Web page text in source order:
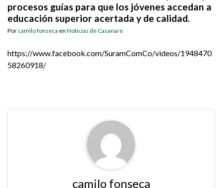
procesos guías para que los jóvenes accedan a
educación superior acertada y de calidad.
Por camilo fonseca en Noticias de Casanare
https://www.facebook.com/SuramComCo/videos/1948470
58260918/
camilo fonseca